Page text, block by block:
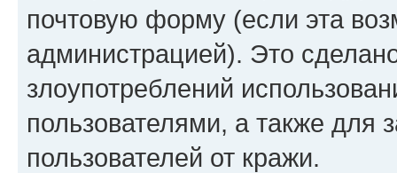
почтовую форму (если эта
администрацией). Это
злоупотреблений
пользователями, а также для
пользователей от кражи.